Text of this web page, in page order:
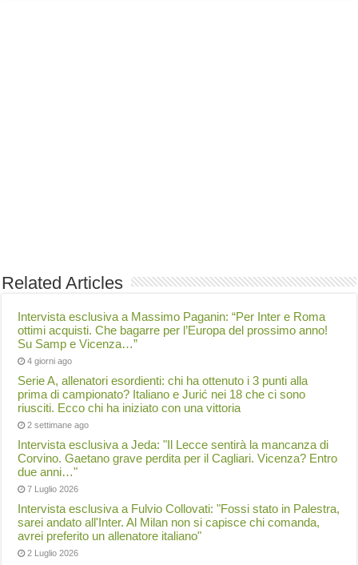
Related Articles
Intervista esclusiva a Massimo Paganin: “Per Inter e Roma
ottimi acquisti. Che bagarre per l’Europa del prossimo anno!
Su Samp e Vicenza…”
4 giorni ago
Serie A, allenatori esordienti: chi ha ottenuto i 3 punti alla
prima di campionato? Italiano e Jurić nei 18 che ci sono
riusciti. Ecco chi ha iniziato con una vittoria
2 settimane ago
Intervista esclusiva a Jeda: "Il Lecce sentirà la mancanza di
Corvino. Gaetano grave perdita per il Cagliari. Vicenza? Entro
due anni…"
7 Luglio 2026
Intervista esclusiva a Fulvio Collovati: "Fossi stato in Palestra,
sarei andato all'Inter. Al Milan non si capisce chi comanda,
avrei preferito un allenatore italiano"
2 Luglio 2026